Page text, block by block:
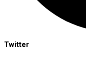
Twitter